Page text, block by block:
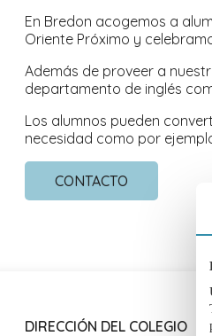
En Bredon acogemos a
Oriente Próximo y
Además de proveer a
departamento de inglés
Los alumnos pueden
necesidad como por
CONTACTO
DIRECCIÓN DEL COLEGIO